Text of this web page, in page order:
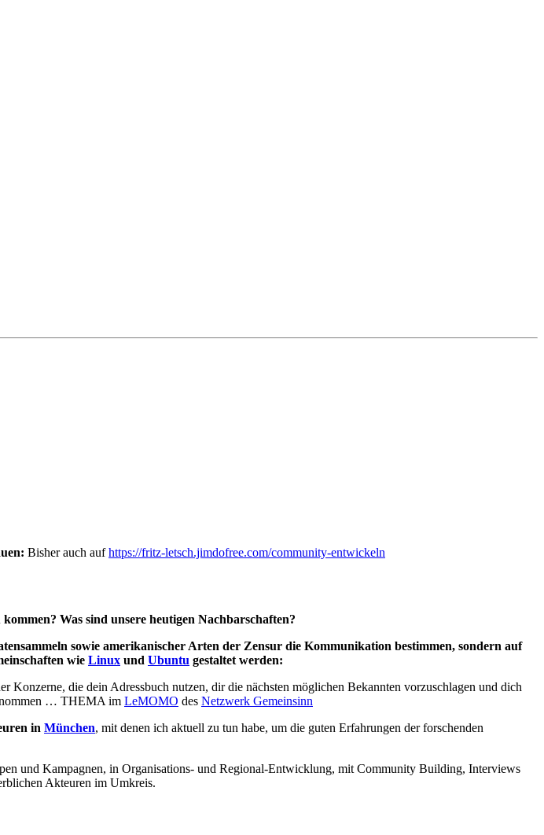
Bisher auch aufhttps://fritz-letsch.jimdofree.com/community-entwickeln
kommen? Was sind unsere heutigen Nachbarschaften?
sowie amerikanischer Arten der Zensur die Kommunikation bestimmen, sondern auf
wie Linux und Ubuntu gestaltet werden:
die dein Adressbuch nutzen, dir die nächsten möglichen Bekannten vorzuschlagen und dich
… THEMA im LeMOMO des Netzwerk Gemeinsinn
in München, mit denen ich aktuell zu tun habe, um die guten Erfahrungen der forschenden
und Kampagnen, in Organisations- und Regional-Entwicklung, mit Community Building, Interviews
Akteuren im Umkreis.